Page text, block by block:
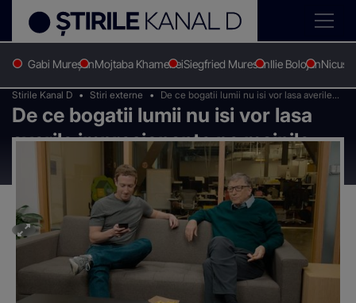
Gabi MureșanMojtaba KhameneiSiegfried MuresanIlie Bolojan
Stirile Kanal D Stiri externe
De ce bogatii lumii nu isi vor lasa averile
impresionante pe mainile copiilor
De ce bogatii lumii nu isi vor lasa
averile impresionante pe mainile
copiilor